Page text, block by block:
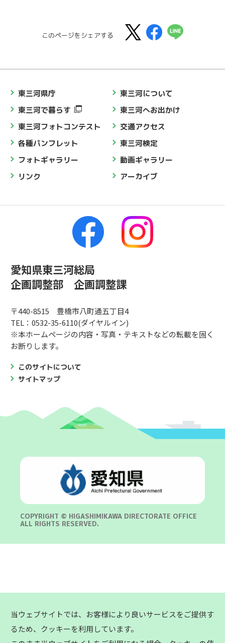
このページをシェアする
東三河県庁
東三河について
東三河で暮らす
東三河へお出かけ
東三河フォトコンテスト
交通アクセス
各種パンフレット
東三河検定
フォトギャラリー
動画ギャラリー
リンク
アーカイブ
愛知県東三河総局
企画調整部 企画調整課
〒440-8515 豊橋市八町通五丁目4
TEL：0532-35-6110(ダイヤルイン)
※本ホームページの内容・写真・テキストなどの転載を固く
お断りします。
このサイトについて
サイトマップ
COPYRIGHT © HIGASHIMIKAWA DIRECTORATE OFFICE
ALL RIGHTS RESERVED.
当ウェブサイトでは、お客様により良いサービスをご提供す
るため、クッキーを利用しています。